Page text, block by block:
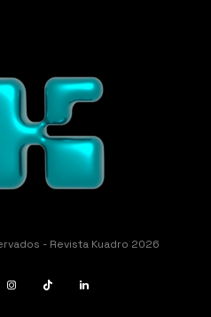
- Revista Kuadro 2026